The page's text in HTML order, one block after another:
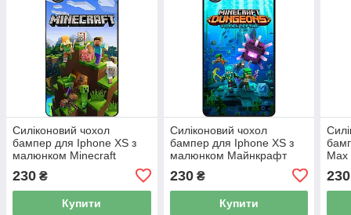
Силіконовий чохол
бампер для Iphone XS з
малюнком Minecraft
230 ₴
Купити
Силіконовий чохол
бампер для Iphone XS з
малюнком Майнкрафт
230₴
Купити
230